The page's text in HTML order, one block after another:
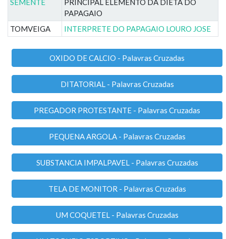
PAPAGAIO
TOMVEIGA
INTERPRETE DO PAPAGAIO LOURO JOSE
OXIDO DE CALCIO - Palavras Cruzadas
DITATORIAL - Palavras Cruzadas
PREGADOR PROTESTANTE - Palavras Cruzadas
PEQUENA ARGOLA - Palavras Cruzadas
SUBSTANCIA IMPALPAVEL - Palavras Cruzadas
TELA DE MONITOR - Palavras Cruzadas
UM COQUETEL - Palavras Cruzadas